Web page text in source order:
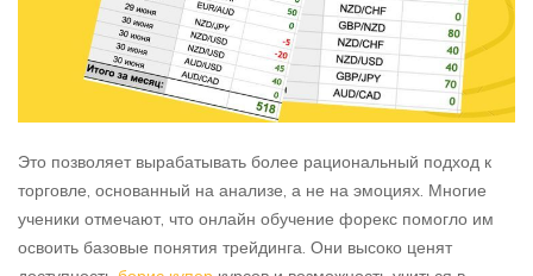
Это позволяет вырабатывать более рациональный подход к
торговле, основанный на анализе, а не на эмоциях. Многие
ученики отмечают, что онлайн обучение форекс помогло им
освоить базовые понятия трейдинга. Они высоко ценят